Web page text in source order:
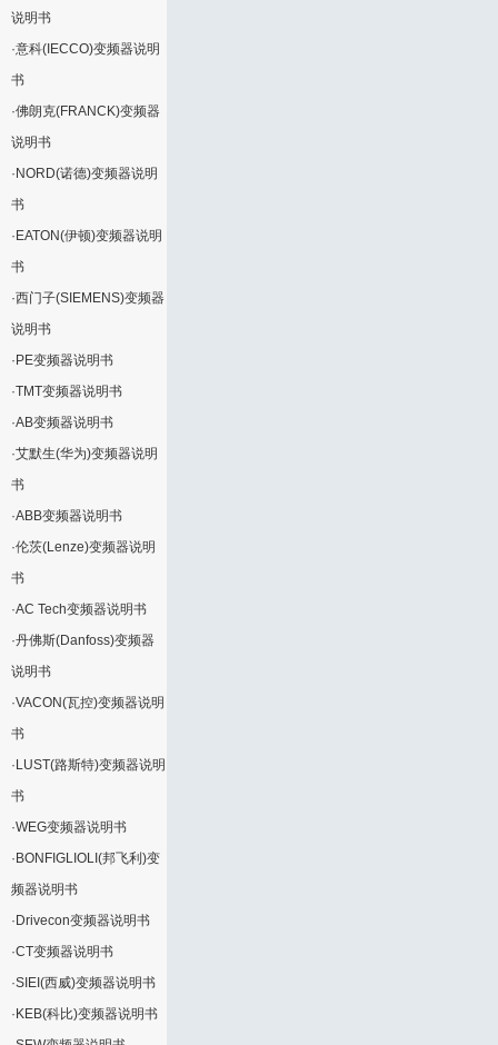
说明书
·意科(IECCO)变频器说明
书
·佛朗克(FRANCK)变频器
说明书
· NORD(诺德)变频器说明
书
· EATON(伊顿)变频器说明
书
·西门子(SIEMENS)变频器
说明书
· PE变频器说明书
·TMT变频器说明书
·AB变频器说明书
·艾默生(华为)变频器说明
书
·ABB变频器说明书
·伦茨(Lenze)变频器说明
书
·AC Tech变频器说明书
·丹佛斯(Danfoss)变频器
说明书
·VACON(瓦控)变频器说明
书
· LUST(路斯特)变频器说明
书
·WEG变频器说明书
· BONFIGLIOLI(邦飞利)变
频器说明书
· Drivecon变频器说明书
·CT变频器说明书
·SIEI(西威)变频器说明书
· KEB(科比)变频器说明书